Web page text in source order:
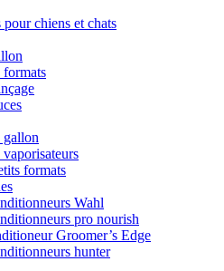
pour chiens et chats
formats
gallon
formats
Wahl
pro nourish
Groomer’s Edge
hunter